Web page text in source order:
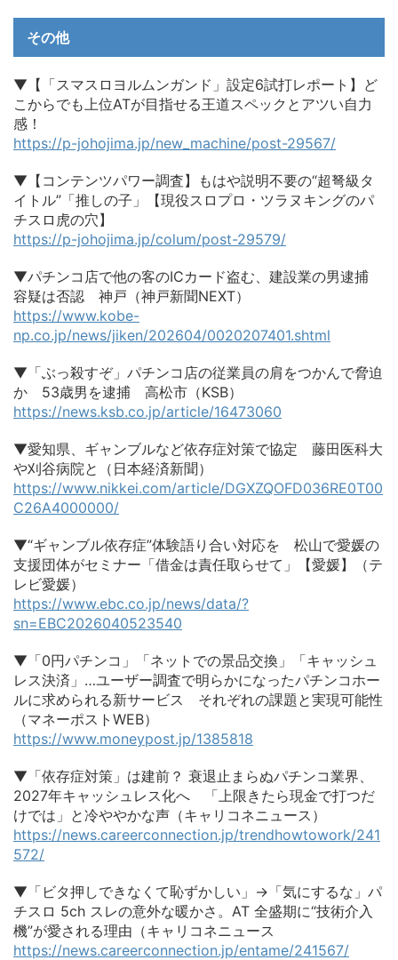
その他
▼【「スマスロヨルムンガンド」設定6試打レポート】ど
こからでも上位ATが目指せる王道スペックとアツい自力
感！
https://p-johojima.jp/new_machine/post-29567/
▼【コンテンツパワー調査】もはや説明不要の“超弩級タ
イトル”「推しの子」【現役スロプロ・ツラヌキングのパ
チスロ虎の穴】
https://p-johojima.jp/colum/post-29579/
▼パチンコ店で他の客のICカード盗む、建設業の男逮捕
容疑は否認 神戸（神戸新聞NEXT）
https://www.kobe-
np.co.jp/news/jiken/202604/0020207401.shtml
▼「ぶっ殺すぞ」パチンコ店の従業員の肩をつかんで脅迫
か 53歳男を逮捕 高松市（KSB）
https://news.ksb.co.jp/article/16473060
▼愛知県、ギャンブルなど依存症対策で協定 藤田医科大
や刈谷病院と（日本経済新聞）
https://www.nikkei.com/article/DGXZQOFD036RE0T00
C26A4000000/
▼“ギャンブル依存症”体験語り合い対応を 松山で愛媛の
支援団体がセミナー「借金は責任取らせて」【愛媛】（テ
レビ愛媛）
https://www.ebc.co.jp/news/data/?
sn=EBC2026040523540
▼「0円パチンコ」「ネットでの景品交換」「キャッシュ
レス決済」…ユーザー調査で明らかになったパチンコホー
ルに求められる新サービス それぞれの課題と実現可能性
（マネーポストWEB）
https://www.moneypost.jp/1385818
▼「依存症対策」は建前？ 衰退止まらぬパチンコ業界、
2027年キャッシュレス化へ 「上限きたら現金で打つだ
けでは」と冷ややかな声（キャリコネニュース）
https://news.careerconnection.jp/trendhowtowork/241
572/
▼「ビタ押しできなくて恥ずかしい」→「気にするな」パ
チスロ 5ch スレの意外な暖かさ。AT 全盛期に“技術介入
機”が愛される理由（キャリコネニュース
https://news.careerconnection.jp/entame/241567/